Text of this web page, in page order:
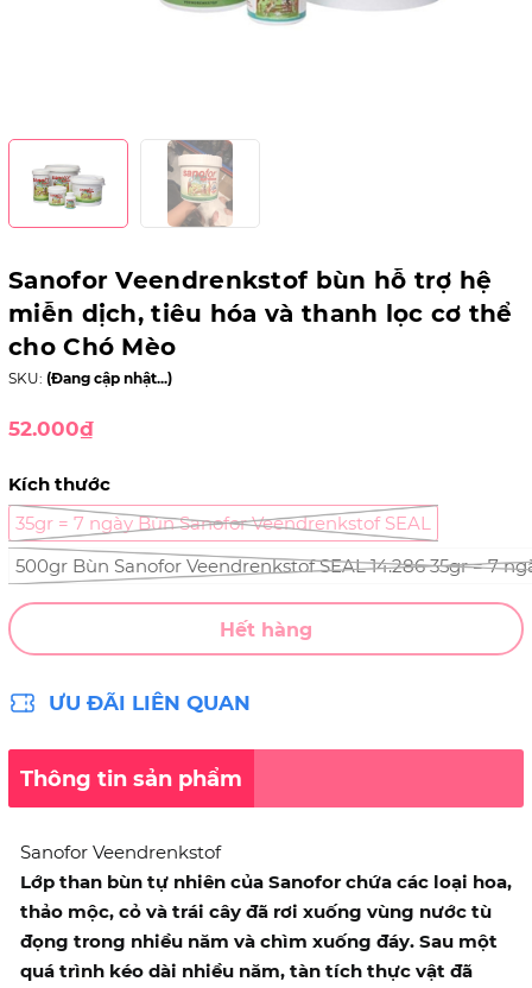
Sanofor Veendrenkstof bùn hỗ trợ hệ
miễn dịch, tiêu hóa và thanh lọc cơ thể
cho Chó Mèo
SKU: (Đang cập nhật...)
52.000₫
Kích thước
35gr = 7 ngày Bùn Sanofor Veendrenkstof SEAL
500gr Bùn Sanofor Veendrenkstof SEAL 14.286 35gr = 7
Hết hàng
ƯU ĐÃI LIÊN QUAN
Thông tin sản phẩm
Sanofor Veendrenkstof
Lớp than bùn tự nhiên của Sanofor chứa các loại hoa,
thảo mộc, cỏ và trái cây đã rơi xuống vùng nước tù
đọng trong nhiều năm và chìm xuống đáy. Sau một
quá trình kéo dài nhiều năm, tàn tích thực vật đã